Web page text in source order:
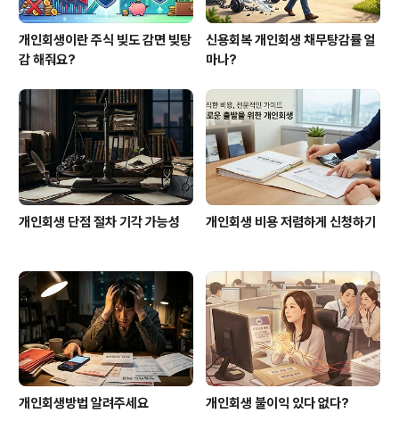
개인회생이란 주식 빚도 감면 빚탕
감 해줘요?
신용회복 개인회생 채무탕감률 얼
마나?
개인회생 단점 절차 기각 가능성 개인회생 비용 저렴하게 신청하기
개인회생방법 알려주세요 개인회생 불이익 있다 없다?